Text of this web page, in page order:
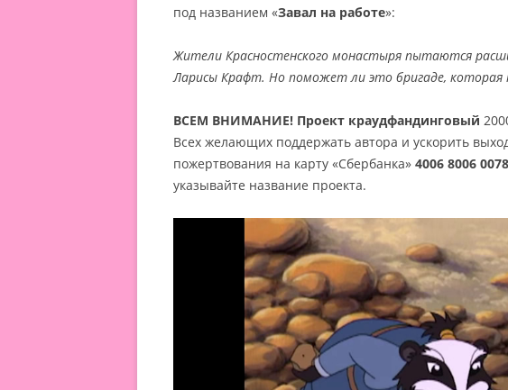
под названием «Завал на работе»:
Жители Красностенского монастыря пытаются
Ларисы Крафт. Но поможет ли это бригаде, которая
ВСЕМ ВНИМАНИЕ! Проект краудфандинговый
Всех желающих поддержать автора и ускорить
пожертвования на карту «Сбербанка» 4006 8006
указывайте название проекта.